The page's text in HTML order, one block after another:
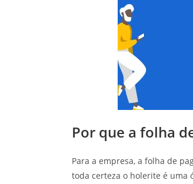
Por que a folha
Para a empresa, a folha de
toda certeza o holerite é uma